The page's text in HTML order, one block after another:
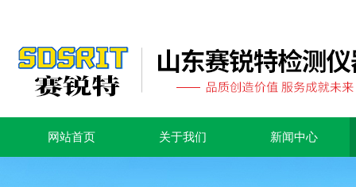
网站首页 关于我们 新闻中心